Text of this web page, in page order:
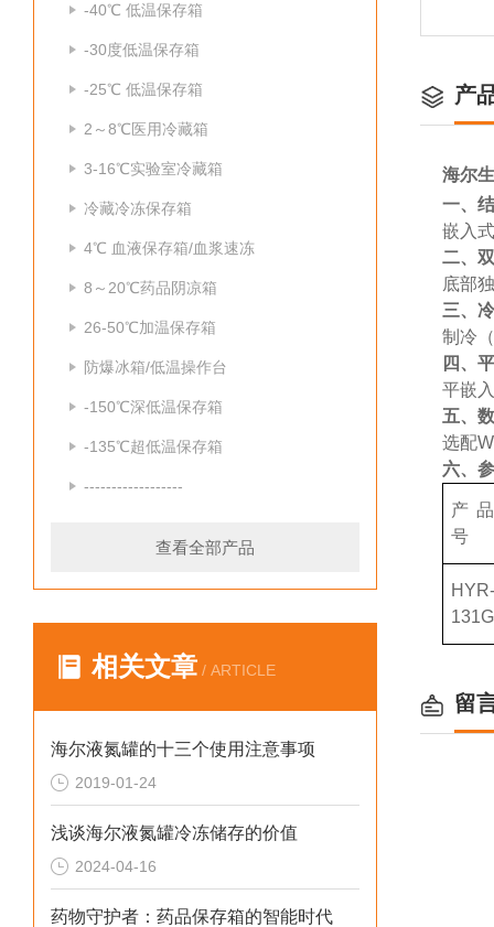
-40℃ 低温保存箱
-30度低温保存箱
-25℃ 低温保存箱
2～8℃医用冷藏箱
3-16℃实验室冷藏箱
冷藏冷冻保存箱
4℃ 血液保存箱/血浆速冻
8～20℃药品阴凉箱
26-50℃加温保存箱
防爆冰箱/低温操作台
-150℃深低温保存箱
-135℃超低温保存箱
------------------
查看全部产品
相关文章 / ARTICLE
海尔液氮罐的十三个使用注意事项
2019-01-24
浅谈海尔液氮罐冷冻储存的价值
2024-04-16
药物守护者：药品保存箱的智能时代
产
海尔
一、
嵌入
二、
底部
三、
制冷
四、
平嵌
五、
选配
六、
产
号
HYR-
留